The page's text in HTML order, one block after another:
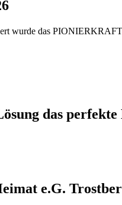
wurde das
das
e.G.